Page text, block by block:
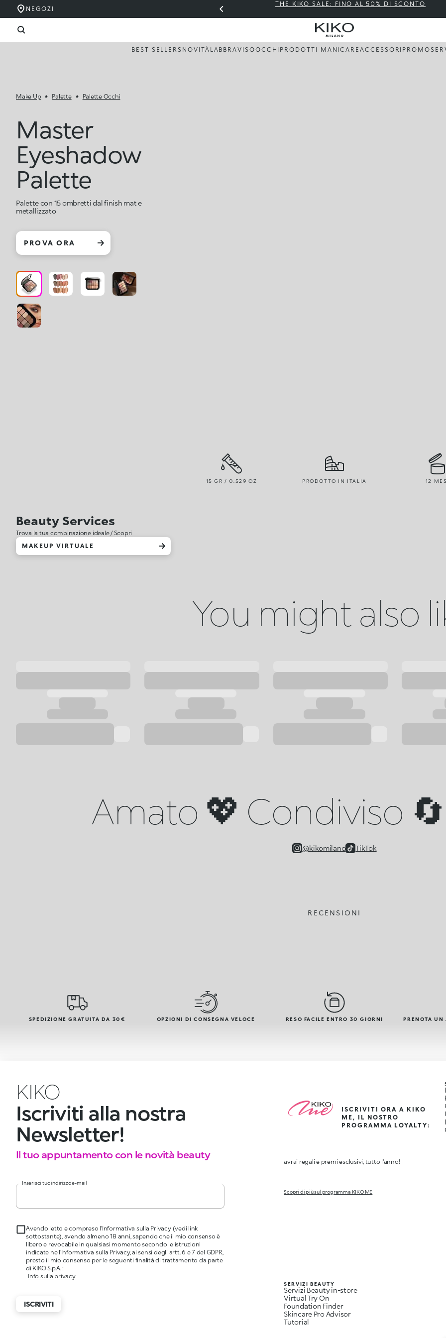
NEGOZI
THE KIKO SALE: FINO AL 50% DI SCONTO
BEST SELLERS NOVITÀ LABBRAVISOOCCHI PRODOTTI MANICAREACCESSORI PROMO
Make Up Palette Palette Occhi
Master
Eyeshadow
Palette
Palette con 15 ombretti dal finish mat e
metallizzato
PROVA ORA
15 GR / 0.529 OZ PRODOTTO IN ITALIA 12
Beauty Services
Trova la tua combinazione ideale / Scopri
MAKEUP VIRTUALE
You might also
Amato 💖 Condiviso
@kikomilano TikTok
RECENSIONI
SPEDIZIONE GRATUITA DA 30€ OPZIONI DI CONSEGNA VELOCE RESO FACILE ENTRO 30 GIORNI PRENOTA UN
KIKO
Iscriviti alla nostra
Newsletter!
Il tuo appuntamento con le novità beauty
Inserisci tuo indirizzo e-mail
Avendo letto e compreso l'Informativa sulla Privacy (vedi link
sottostante), avendo almeno 18 anni, sapendo che il mio consenso è
libero e revocabile in qualsiasi momento secondo le istruzioni
indicate nell'Informativa sulla Privacy, ai sensi degli artt. 6 e 7 del GDPR,
presto il mio consenso per le seguenti finalità di trattamento da parte
di KIKO S.p.A. :
Info sulla privacy
ISCRIVITI
ISCRIVITI ORA A KIKO
ME, IL NOSTRO
PROGRAMMA LOYALTY:
avrai regali e premi esclusivi, tutto l'anno!
Scopri di più sul programma KIKO ME
SERVIZI BEAUTY
Servizi Beauty in-store
Virtual Try On
Foundation Finder
Skincare Pro Advisor
Tutorial